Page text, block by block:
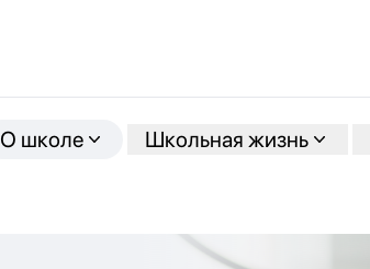
О школе Школьная жизнь